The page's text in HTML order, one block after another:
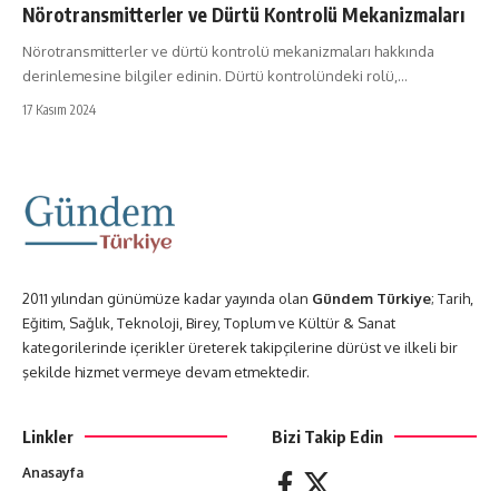
Nörotransmitterler ve Dürtü Kontrolü Mekanizmaları
Nörotransmitterler ve dürtü kontrolü mekanizmaları hakkında
derinlemesine bilgiler edinin. Dürtü kontrolündeki rolü,…
17 Kasım 2024
2011 yılından günümüze kadar yayında olan Gündem Türkiye; Tarih,
Eğitim, Sağlık, Teknoloji, Birey, Toplum ve Kültür & Sanat
kategorilerinde içerikler üreterek takipçilerine dürüst ve ilkeli bir
şekilde hizmet vermeye devam etmektedir.
Linkler
Anasayfa
Bizi Takip Edin